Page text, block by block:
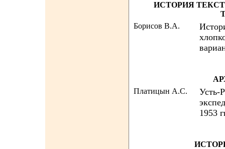
ИСТОРИЯ
Борисов В.А.
Платицын А.С.
Усть-
1953